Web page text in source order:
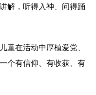
上海 江苏
湖北 湖南
解，听得入神、问得踊
在活动中厚植爱党、
个有信仰、有收获、有